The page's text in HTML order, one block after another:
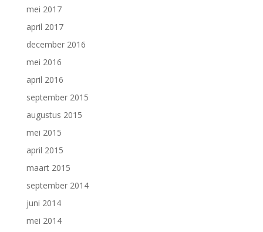
mei 2017
april 2017
december 2016
mei 2016
april 2016
september 2015
augustus 2015
mei 2015
april 2015
maart 2015
september 2014
juni 2014
mei 2014